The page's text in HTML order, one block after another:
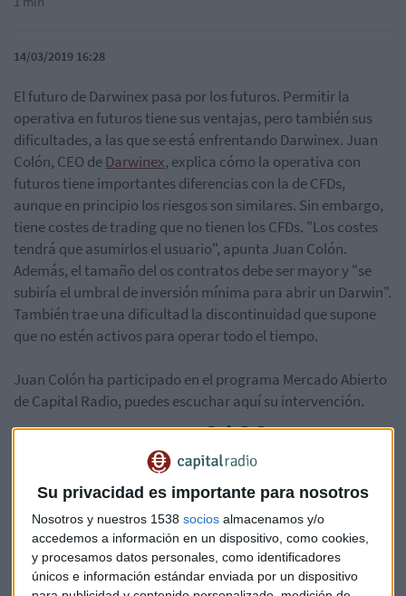
Su privacidad es importante para nosotros
Nosotros y nuestros 1538 socios almacenamos y/o
accedemos a información en un dispositivo, como cookies,
y procesamos datos personales, como identificadores
únicos e información estándar enviada por un dispositivo
14/03/2019 16:28
El futuro de Darwinex pasa por los futuros. Permitir la
operativa en futuros tiene sus ventajas, pero también sus
dificultades, a las que se está enfrentando Darwinex. Juan
Colón, CEO deDarwinex, explica cómo la operativa con
futuros tiene importantes diferencias con la de CFDs,
aunque en principio los riesgos son similares. Sin embargo,
tiene costes de trading que no tienen los CFDs. "Los costes
tendrá que asumirlos el usuario", apunta Juan Colón.
Además, el tamaño del os contratos debe ser mayor y "se
subiría el umbral de inversión mínima para abrir un Darwin".
También trae una dificultad la discontinuidad que supone
que no estén activos para operar todo el tiempo.
Juan Colón ha participado en el programa Mercado Abierto
de Capital Radio, puedes escuchar aquí su intervención.